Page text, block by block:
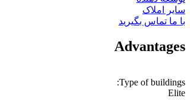
سایر املاک
با ما تماس بگیرید
Advantages
Type of buildings:
Elite